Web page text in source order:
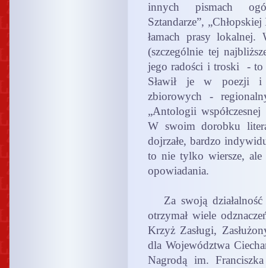
innych pismach
Sztandarze”,
łamach prasy lokalnej.
(szczególnie tej
jego radości i troski - to
Sławił je w poezji i
zbiorowych -
„Antologii
W swoim dorobku
dojrzałe, bardzo
to nie tylko wiersze, ale
opowiadania.
Za swoją działalność
otrzymał wiele
Krzyż Zasługi,
dla Województwa
Nagrodą im.